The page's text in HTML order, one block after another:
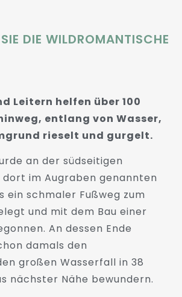
DIE WILDROMANTISCHE
Leitern helfen über 100
entlang von Wasser,
rieselt und gurgelt.
an der südseitigen
dort im Augraben genannten
ein schmaler Fußweg zum
und mit dem Bau einer
An dessen Ende
damals den
großen Wasserfall in 38
nächster Nähe bewundern.